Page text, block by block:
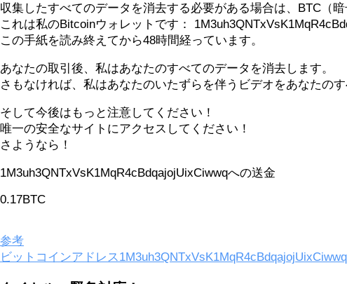
収集したすべてのデータを消去する必要がある場合は、BTC（
これは私のBitcoinウォレットです：
この手紙を読み終えてから48時間経っています。
あなたの取引後、私はあなたのすべてのデータを消去します。
さもなければ、私はあなたのいたずらを伴うビデオをあなたの
そして今後はもっと注意してください！
唯一の安全なサイトにアクセスしてください！
さようなら！
1M3uh3QNTxVsK1MqR4cBdqajojUixCiwwqへの送金
0.17BTC
参考
ビットコインアドレス1M3uh3QNTxVsK1MqR4cBdqajojUixCiwwq